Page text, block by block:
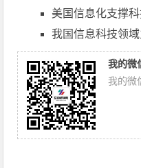
美国信息化支撑
我国信息科技领
我的微
我的微